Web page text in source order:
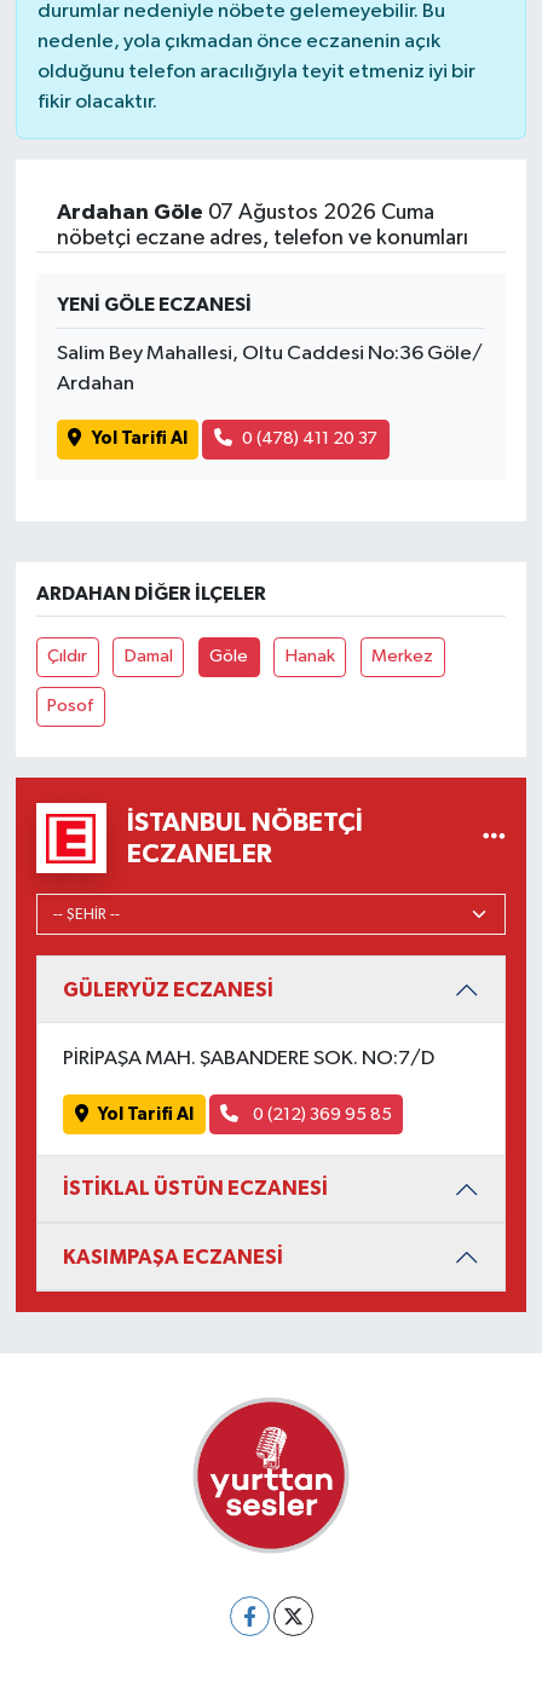
durumlar nedeniyle nöbete gelemeyebilir. Bu
nedenle, yola çıkmadan önce eczanenin açık
olduğunu telefon aracılığıyla teyit etmeniz iyi bir
fikir olacaktır.
Ardahan Göle 07 Ağustos 2026 Cuma
nöbetçi eczane adres, telefon ve konumları
YENİ GÖLE ECZANESİ
Salim Bey Mahallesi, Oltu Caddesi No:36 Göle/
Ardahan
Yol Tarifi Al 0 (478) 411 20 37
ARDAHAN DIĞER İLÇELER
Çıldır Damal Göle Hanak Merkez
Posof
İSTANBUL NÖBETÇI
ECZANELER
GÜLERYÜZ ECZANESİ
PİRİPAŞA MAH. ŞABANDERE SOK. NO:7/D
Yol Tarifi Al 0 (212) 369 95 85
İSTİKLAL ÜSTÜN ECZANESİ
KASIMPAŞA ECZANESİ